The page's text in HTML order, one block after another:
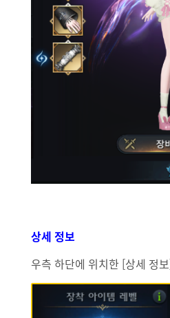
상세 정보
우측 하단에 위치한 [상세 정